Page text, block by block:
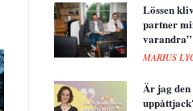
Lössen
partner
varandra”
MARIUS
Är jag den